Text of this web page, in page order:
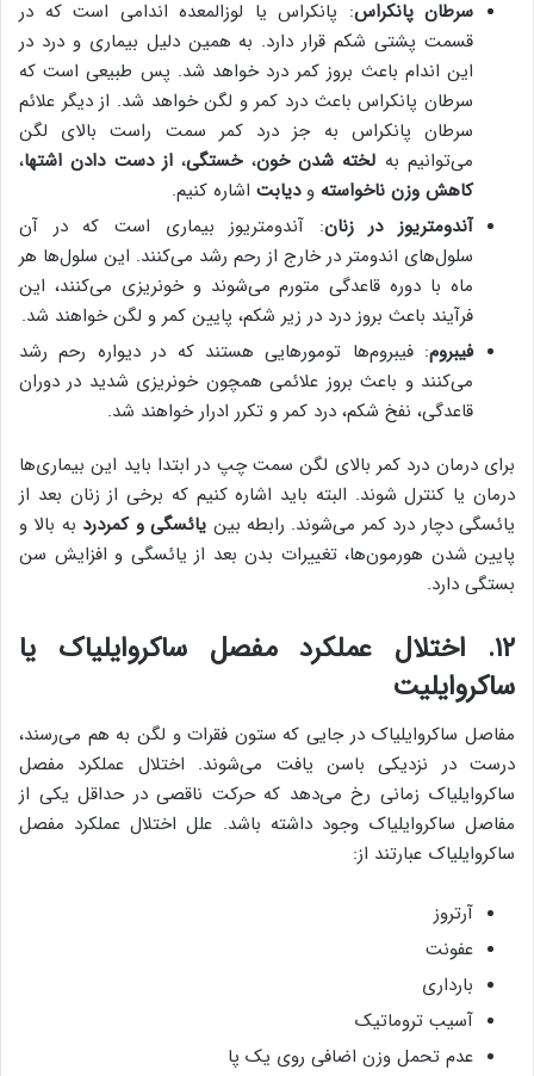
سرطان پانکراس: پانکراس یا لوزالمعده اندامی است که در
قسمت پشتی شکم قرار دارد. به همین دلیل بیماری و درد در
این اندام باعث بروز کمر درد خواهد شد. پس طبیعی است که
سرطان پانکراس باعث درد کمر و لگن خواهد شد. از دیگر علائم
سرطان پانکراس به جز درد کمر سمت راست بالای لگن
می‌توانیم به لخته شدن خون،خستگی، از دست دادن اشتها،
کاهش وزن ناخواسته ودیابت اشاره کنیم.
آندومتریوز در زنان: آندومتریوز بیماری است که در آن
سلول‌های اندومتر در خارج از رحم رشد می‌کنند. این سلول‌ها هر
ماه با دوره قاعدگی متورم می‌شوند و خونریزی می‌کنند، این
فرآیند باعث بروز درد در زیر شکم، پایین کمر و لگن خواهند شد.
فیبروم: فیبروم‌ها تومورهایی هستند که در دیواره رحم رشد
می‌کنند و باعث بروز علائمی همچون خونریزی شدید در دوران
قاعدگی، نفخ شکم، درد کمر و تکرر ادرار خواهند شد.
برای درمان درد کمر بالای لگن سمت چپ در ابتدا باید این بیماری‌ها
درمان یا کنترل شوند. البته باید اشاره کنیم که برخی از زنان بعد از
یائسگی دچار درد کمر می‌شوند. رابطه بین یائسگی و کمردرد به بالا و
پایین شدن هورمون‌ها، تغییرات بدن بعد از یائسگی و افزایش سن
بستگی دارد.
۱۲. اختلال عملکرد مفصل ساکروایلیاک یا
ساکروایلیت
مفاصل ساکروایلیاک در جایی که ستون فقرات و لگن به هم می‌رسند،
درست در نزدیکی باسن یافت می‌شوند. اختلال عملکرد مفصل
ساکروایلیاک زمانی رخ می‌دهد که حرکت ناقصی در حداقل یکی از
مفاصل ساکروایلیاک وجود داشته باشد. علل اختلال عملکرد مفصل
ساکروایلیاک عبارتند از:
آرتروز
عفونت
بارداری
آسیب تروماتیک
عدم تحمل وزن اضافی روی یک پا